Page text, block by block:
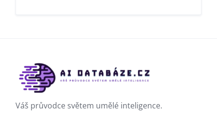
Váš průvodce světem umělé inteligence.